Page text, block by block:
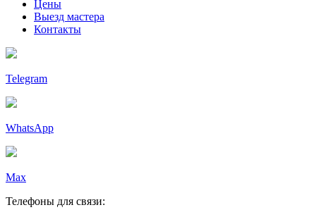
Цены
Выезд мастера
Контакты
Telegram
WhatsApp
Max
Телефоны для связи: